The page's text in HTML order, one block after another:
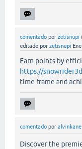
comentado por zetisnupi
editado por zetisnupi
Earn points by
https://
time frame and
comentado por alvinkane
Discover the